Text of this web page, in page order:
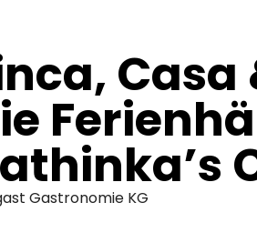
Gastronomie KG